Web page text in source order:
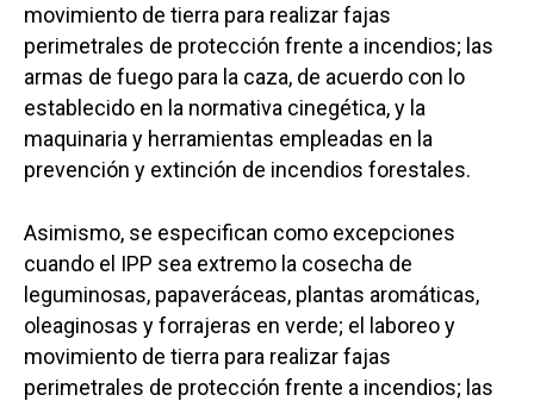
movimiento de tierra para realizar fajas
perimetrales de protección frente a incendios; las
armas de fuego para la caza, de acuerdo con lo
establecido en la normativa cinegética, y la
maquinaria y herramientas empleadas en la
prevención y extinción de incendios forestales.
Asimismo, se especifican como excepciones
cuando el IPP sea extremo la cosecha de
leguminosas, papaveráceas, plantas aromáticas,
oleaginosas y forrajeras en verde; el laboreo y
movimiento de tierra para realizar fajas
perimetrales de protección frente a incendios; las